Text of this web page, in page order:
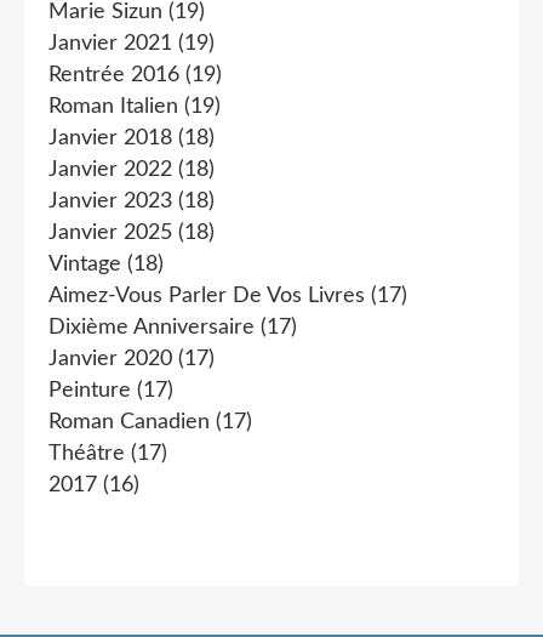
Marie Sizun (19)
Janvier 2021 (19)
Rentrée 2016 (19)
Roman Italien (19)
Janvier 2018 (18)
Janvier 2022 (18)
Janvier 2023 (18)
Janvier 2025 (18)
Vintage (18)
Aimez-Vous Parler De Vos Livres (17)
Dixième Anniversaire (17)
Janvier 2020 (17)
Peinture (17)
Roman Canadien (17)
Théâtre (17)
2017 (16)